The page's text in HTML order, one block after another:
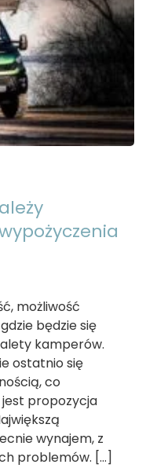
możliwość
będzie się
kamperów.
ostatnio się
co
jest propozycja
wynajem, z
problemów. […]